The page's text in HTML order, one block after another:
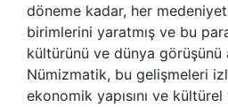
döneme kadar, her
birimlerini yaratmış ve bu
kültürünü ve dünya görüşünü
Nümizmatik, bu gelişmeleri
ekonomik yapısını ve